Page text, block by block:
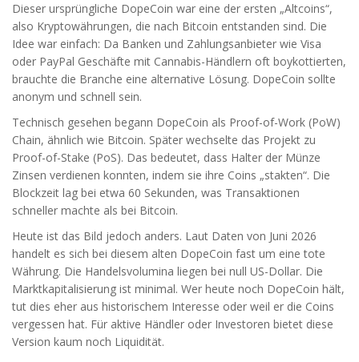
Dieser ursprüngliche DopeCoin war eine der ersten „Altcoins“,
also Kryptowährungen, die nach Bitcoin entstanden sind. Die
Idee war einfach: Da Banken und Zahlungsanbieter wie Visa
oder PayPal Geschäfte mit Cannabis-Händlern oft boykottierten,
brauchte die Branche eine alternative Lösung. DopeCoin sollte
anonym und schnell sein.
Technisch gesehen begann DopeCoin als Proof-of-Work (PoW)
Chain, ähnlich wie Bitcoin. Später wechselte das Projekt zu
Proof-of-Stake (PoS). Das bedeutet, dass Halter der Münze
Zinsen verdienen konnten, indem sie ihre Coins „stakten“. Die
Blockzeit lag bei etwa 60 Sekunden, was Transaktionen
schneller machte als bei Bitcoin.
Heute ist das Bild jedoch anders. Laut Daten von Juni 2026
handelt es sich bei diesem alten DopeCoin fast um eine tote
Währung. Die Handelsvolumina liegen bei null US-Dollar. Die
Marktkapitalisierung ist minimal. Wer heute noch DopeCoin hält,
tut dies eher aus historischem Interesse oder weil er die Coins
vergessen hat. Für aktive Händler oder Investoren bietet diese
Version kaum noch Liquidität.